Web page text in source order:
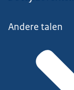
Andere talen